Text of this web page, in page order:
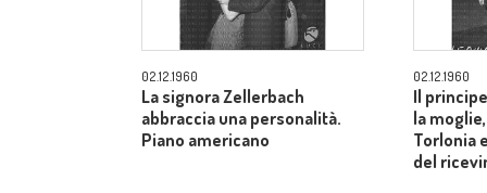
02.12.1960
La signora Zellerbach
abbraccia una personalità.
Piano americano
02.12.1960
Il
la
Torlonia
del